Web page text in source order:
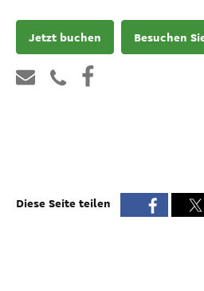
Jetzt buchen Besuchen
Diese Seite teilen